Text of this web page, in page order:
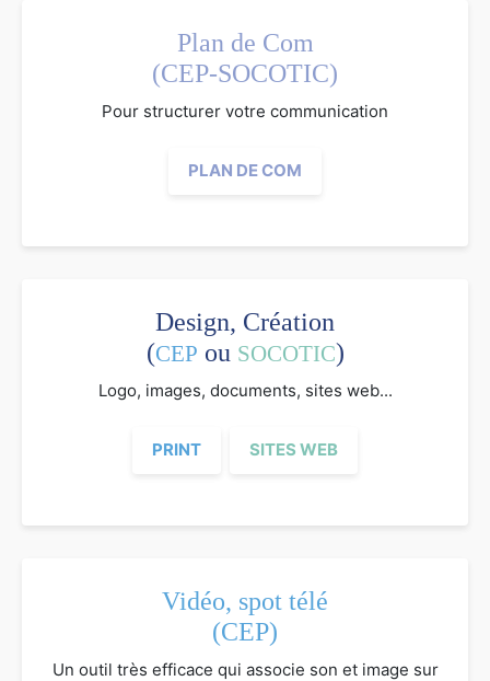
Plan de Com
(CEP-SOCOTIC)
Pour structurer votre communication
PLAN DE COM
Design, Création
(CEP ou SOCOTIC)
Logo, images, documents, sites web...
PRINT SITES WEB
Vidéo, spot télé
(CEP)
Un outil très efficace qui associe son et image sur